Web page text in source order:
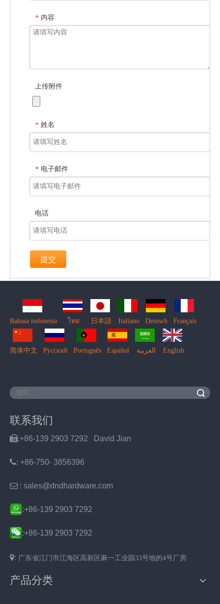
* 内容
上传附件
* 姓名
* 电子邮件
电话
提交
Bahasa indonesia ไทย 日本語 Italiano Deutsch Français
简体中文 Pусский Português Español العربية English
联系我们
:+86-139 2903 7292 David Jian
: +86-750- 3856396
 : sales@dndhardware.com
:+86-139 2903 7292
:+86-139 2903 7292
: 广东省江门市江海区 高新区麻一工业园33号地的4号厂房
产品分类